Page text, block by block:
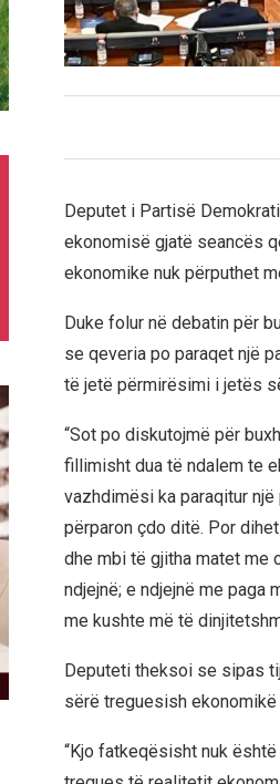
Deputet i Partisë
ekonomisë gjatë seancës
ekonomike nuk përputhet
Duke folur në debatin për
se qeveria po paraqet një
të jetë përmirësimi i jetës
“Sot po diskutojmë për
fillimisht dua të ndalem te
vazhdimësi ka paraqitur
përparon çdo ditë. Por
dhe mbi të gjitha matet me
ndjejnë; e ndjejnë me paga
me kushte më të
Deputeti theksoi se sipas
sërë treguesish
“Kjo fatkeqësisht nuk